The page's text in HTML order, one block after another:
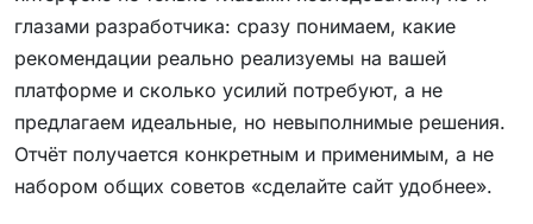
глазами разработчика: сразу понимаем, какие
рекомендации реально реализуемы на вашей
платформе и сколько усилий потребуют, а не
предлагаем идеальные, но невыполнимые решения.
Отчёт получается конкретным и применимым, а не
набором общих советов «сделайте сайт удобнее».